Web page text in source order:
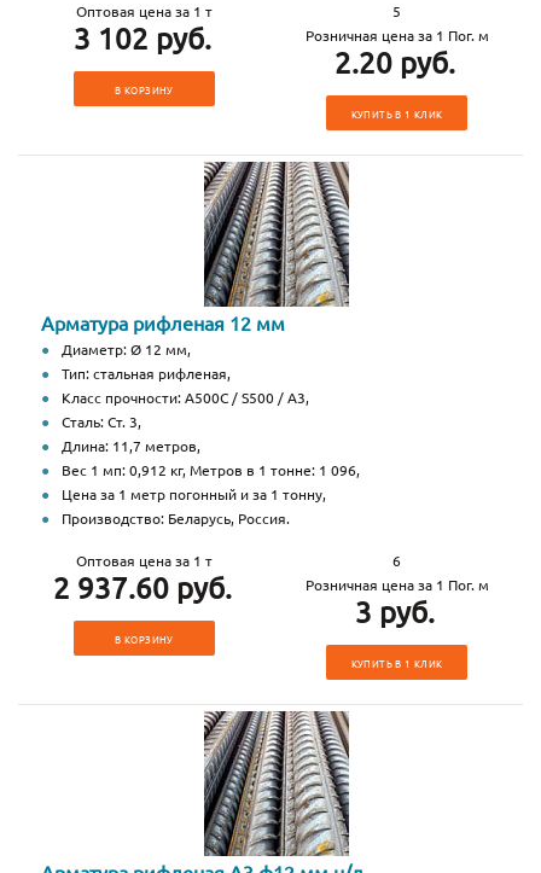
Оптовая цена за 1 т
3 102 руб.
В КОРЗИНУ
5
Розничная цена за 1 Пог. м
2.20 руб.
КУПИТЬ В 1 КЛИК
Арматура рифленая 12 мм
Диаметр: Ø 12 мм,
Тип: стальная рифленая,
Класс прочности: А500С / S500 / А3,
Сталь: Ст. 3,
Длина: 11,7 метров,
Вес 1 мп: 0,912 кг, Метров в 1 тонне: 1 096,
Цена за 1 метр погонный и за 1 тонну,
Производство: Беларусь, Россия.
Оптовая цена за 1 т
2 937.60 руб.
В КОРЗИНУ
6
Розничная цена за 1 Пог. м
3 руб.
КУПИТЬ В 1 КЛИК